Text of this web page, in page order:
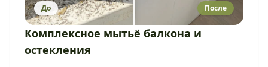
До После
Комплексное мытьё балкона и
остекления